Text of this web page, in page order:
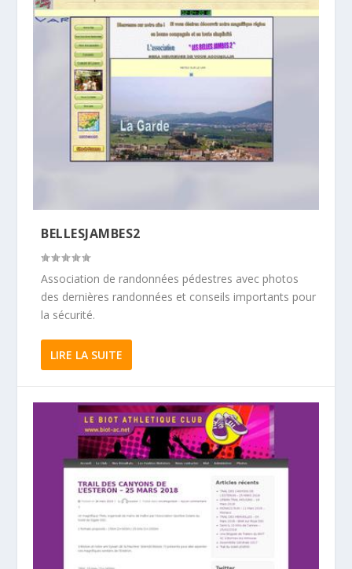
BELLESJAMBES2
Association de randonnées pédestres avec photos
des dernières randonnées et conseils importants pour
la sécurité.
LIRE LA SUITE